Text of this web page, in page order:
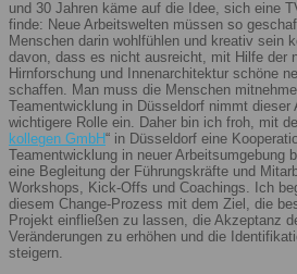
und 30 Jahren käme auf die Idee, sich eine
finde: Neue Arbeitswelten müssen so
Menschen darin wohlfühlen und kreativ sein
davon, dass es nicht ausreicht, mit Hilfe der
Hirnforschung und Innenarchitektur schöne
schaffen. Man muss die Menschen
Teamentwicklung in Düsseldorf nimmt dieser
wichtigere Rolle ein. Daher bin ich froh, mit
kollegen GmbH“ in Düsseldorf eine
Teamentwicklung in neuer Arbeitsumgebung
eine Begleitung der Führungskräfte und
Workshops, Kick-Offs und Coachings. Ich
diesem Change-Prozess mit dem Ziel, die
Projekt einfließen zu lassen, die Akzeptanz
Veränderungen zu erhöhen und die
steigern.